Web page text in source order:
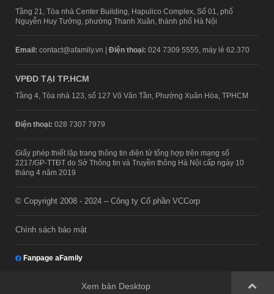
Tầng 21, Tòa nhà Center Building, Hapulico Complex, Số 01, phố
Nguyễn Huy Tưởng, phường Thanh Xuân, thành phố Hà Nội
Email: contact@afamily.vn | Điện thoại: 024 7309 5555, máy lẻ 62.370
VPĐD TẠI TP.HCM
Tầng 4, Tòa nhà 123, số 127 Võ Văn Tần, Phường Xuân Hòa, TPHCM
Điện thoại: 028 7307 7979
Giấy phép thiết lập trang thông tin điện tử tổng hợp trên mạng số
2217/GP-TTĐT do Sở Thông tin và Truyền thông Hà Nội cấp ngày 10
tháng 4 năm 2019
© Copyright 2008 - 2024 – Công ty Cổ phần VCCorp
Chính sách bảo mật
Fanpage aFamily
Xem bản Desktop